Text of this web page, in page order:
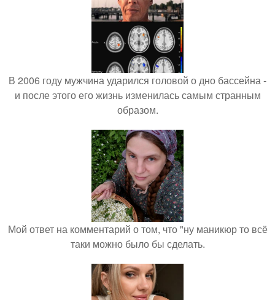
В 2006 году мужчина ударился головой о дно бассейна -
и после этого его жизнь изменилась самым странным
образом.
Мой ответ на комментарий о том, что "ну маникюр то всё
таки можно было бы сделать.